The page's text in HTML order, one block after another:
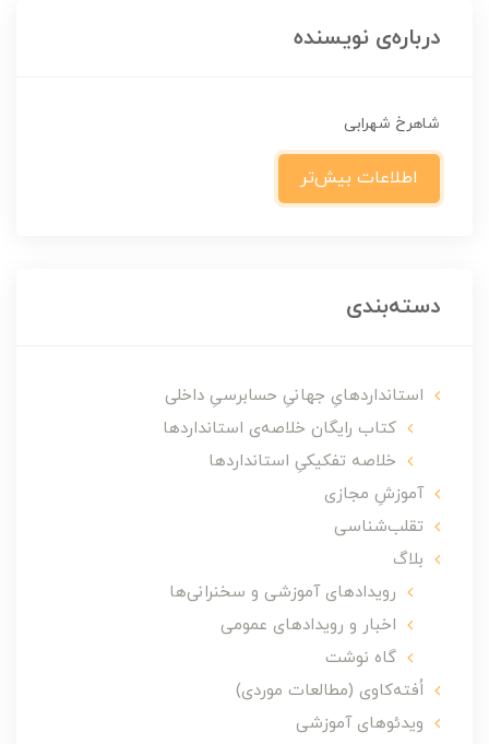
درباره‌ی نویسنده
شاهرخ شهرابی
اطلاعات بیش‌تر
دسته‌بندی
استانداردهایِ جهانیِ حسابرسیِ داخلی
کتاب رایگان خلاصه‌ی استانداردها
خلاصه تفکیکیِ استانداردها
آموزشِ مجازی
تقلب‌شناسی
بلاگ
رویدادهای آموزشی و سخنرانی‌ها
اخبار و رویدادهای عمومی
گاه نوشت
اُفته‌کاوی (مطالعات موردی)
ویدئوهای آموزشی